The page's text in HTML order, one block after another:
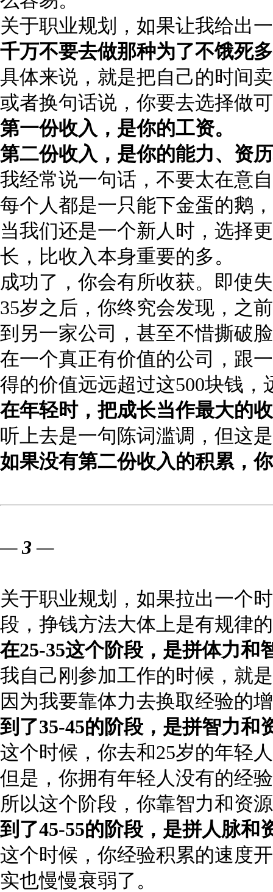
关于职业规划，如果让我给出
千万不要去做那种为了不饿死
具体来说，就是把自己的时间
或者换句话说，你要去选择做
第一份收入，是你的工资。
第二份收入，是你的能力、资
我经常说一句话，不要太在意
每个人都是一只能下金蛋的鹅
当我们还是一个新人时，选择
长，比收入本身重要的多。
成功了，你会有所收获。即使
35岁之后，你终究会发现，之
到另一家公司，甚至不惜撕破
在一个真正有价值的公司，跟
得的价值远远超过这500块钱，
在年轻时，把成长当作最大的
听上去是一句陈词滥调，但这
如果没有第二份收入的积累，
— 3 —
关于职业规划，如果拉出一个
段，挣钱方法大体上是有规律
在25-35这个阶段，是拼体力和
我自己刚参加工作的时候，就
因为我要靠体力去换取经验的
到了35-45的阶段，是拼智力和
这个时候，你去和25岁的年轻
但是，你拥有年轻人没有的经
所以这个阶段，你靠智力和资
到了45-55的阶段，是拼人脉和
这个时候，你经验积累的速度
实也慢慢衰弱了。